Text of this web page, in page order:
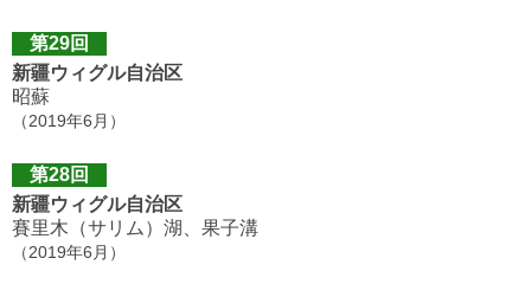
第29回
新疆ウィグル自治区
昭蘇
（2019年6月）
第28回
新疆ウィグル自治区
賽里木（サリム）湖、果子溝
（2019年6月）